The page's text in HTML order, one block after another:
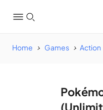
Home Games Action